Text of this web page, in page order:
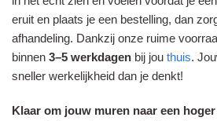
eruit en plaats je een bestelling, dan
afhandeling. Dankzij onze ruime
binnen 3–5 werkdagen bij jou thuis.
sneller werkelijkheid dan je denkt!
Klaar om jouw muren naar een